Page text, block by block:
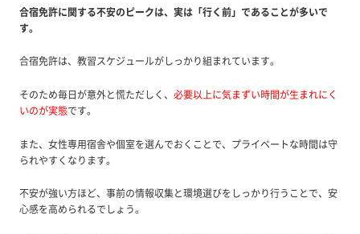
合宿免許に関する不安のピークは、実は「行く前」であることが多いで
す。
合宿免許は、教習スケジュールがしっかり組まれています。
そのため毎日が意外と慌ただしく、 必要以上に気まずい時間が生まれにく
いのが実態です。
また、女性専用宿舎や個室を選んでおくことで、プライベートな時間は守
られやすくなります。
不安が強い方ほど、事前の情報収集と環境選びをしっかり行うことで、安
心感を高められるでしょう。